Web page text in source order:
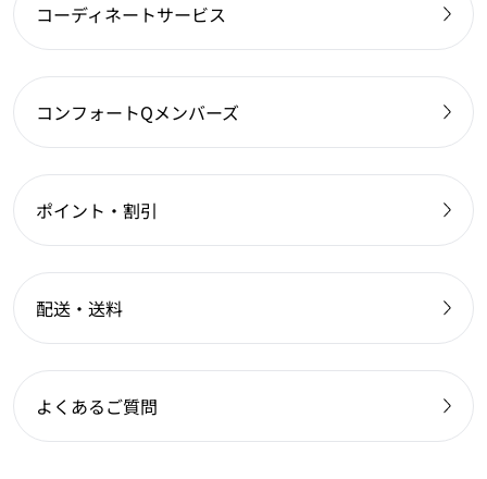
コーディネートサービス
コンフォートQメンバーズ
ポイント・割引
配送・送料
よくあるご質問